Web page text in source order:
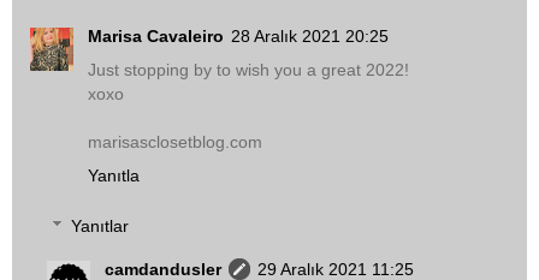
Marisa Cavaleiro 28 Aralık 2021 20:25
Just stopping by to wish you a great 2022!
xoxo
marisasclosetblog.com
Yanıtla
Yanıtlar
camdandusler
29 Aralık 2021 11:25